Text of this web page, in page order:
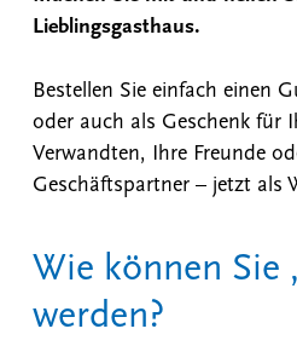
Lieblingsgasthaus.
Bestellen Sie einfach einen
oder auch als Geschenk für
Verwandten, Ihre Freunde
Geschäftspartner – jetzt als
Wie können Sie
werden?